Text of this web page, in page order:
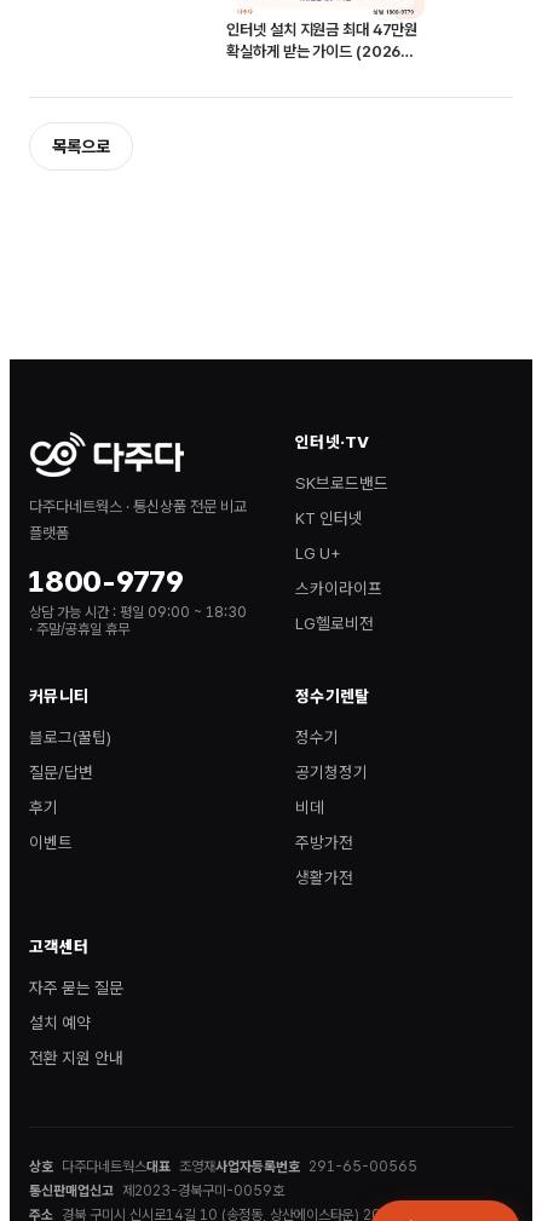
인터넷 설치 지원금 최대 47만원
확실하게 받는 가이드 (2026년
목록으로
다주다네트웍스 · 통신상품 전문 비교
플랫폼
1800-9779
상담 가능 시간 : 평일 09:00 ~ 18:30
· 주말/공휴일 휴무
인터넷·TV
SK브로드밴드
KT 인터넷
LG U+
스카이라이프
LG헬로비전
커뮤니티
블로그(꿀팁)
질문/답변
후기
이벤트
정수기렌탈
정수기
공기청정기
비데
주방가전
생활가전
고객센터
자주 묻는 질문
설치 예약
전환 지원 안내
상호 다주다네트웍스대표 조영재사업자등록번호 291-65-00565
통신판매업신고 제2023-경북구미-0059호
주소 경북 구미시 신시로14길 10 (송정동, 상산에이스타운) 202호